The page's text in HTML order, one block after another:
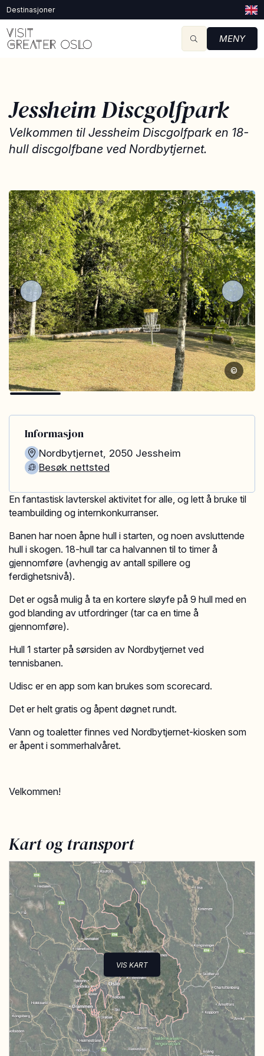
Destinasjoner
MENY
Jessheim Discgolfpark
Velkommen til Jessheim Discgolfpark en 18-
hull discgolfbane ved Nordbytjernet.
©
En fantastisk lavterskel aktivitet for alle, og lett å bruke til
teambuilding og internkonkurranser.
Banen har noen åpne hull i starten, og noen avsluttende
hull i skogen. 18-hull tar ca halvannen til to timer å
gjennomføre (avhengig av antall spillere og
ferdighetsnivå).
Det er også mulig å ta en kortere sløyfe på 9 hull med en
god blanding av utfordringer (tar ca en time å
gjennomføre).
Hull 1 starter på sørsiden av Nordbytjernet ved
tennisbanen.
Udisc er en app som kan brukes som scorecard.
Det er helt gratis og åpent døgnet rundt.
Vann og toaletter finnes ved Nordbytjernet-kiosken som
er åpent i sommerhalvåret.
Velkommen!
Kart og transport
VIS KART
Informasjon
Nordbytjernet, 2050 Jessheim
Besøk nettsted